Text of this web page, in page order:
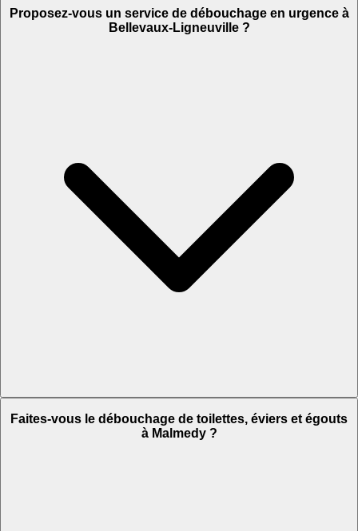
Proposez-vous un service de débouchage en urgence à
Bellevaux-Ligneuville ?
Faites-vous le débouchage de toilettes, éviers et égouts
à Malmedy ?